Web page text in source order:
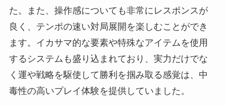
た。また、操作感についても非常にレスポンスが
良く、テンポの速い対局展開を楽しむことができ
ます。イカサマ的な要素や特殊なアイテムを使用
するシステムも盛り込まれており、実力だけでな
く運や戦略を駆使して勝利を掴み取る感覚は、中
毒性の高いプレイ体験を提供していました。